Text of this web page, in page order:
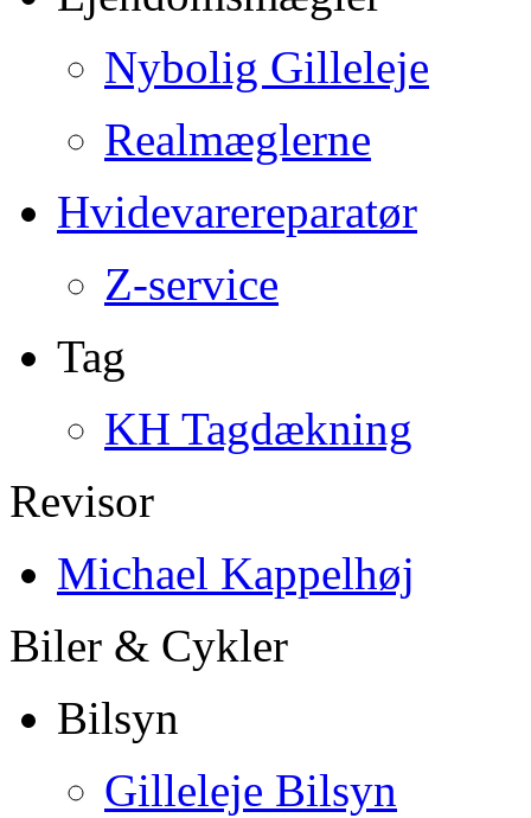
Nybolig Gilleleje
Realmæglerne
Hvidevarereparatør
Z-service
Tag
KH Tagdækning
Revisor
Michael Kappelhøj
Biler & Cykler
Bilsyn
Gilleleje Bilsyn